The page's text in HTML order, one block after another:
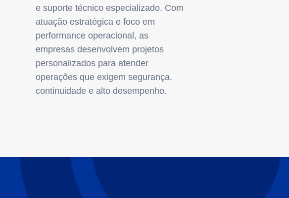
e suporte técnico especializado. Com
atuação estratégica e foco em
performance operacional, as
empresas desenvolvem projetos
personalizados para atender
operações que exigem segurança,
continuidade e alto desempenho.